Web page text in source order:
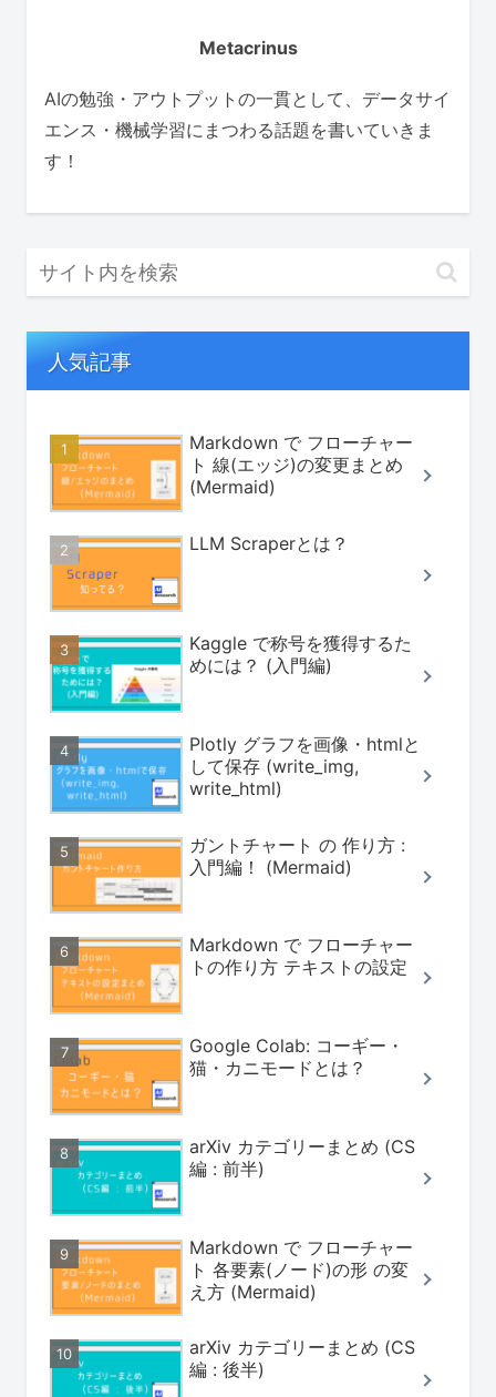
Metacrinus
AIの勉強・アウトプットの一貫として、データサイ
エンス・機械学習にまつわる話題を書いていきま
す！
人気記事
Markdown で フローチャー
ト 線(エッジ)の変更まとめ
(Mermaid)
LLM Scraperとは？
Kaggle で称号を獲得するた
めには？ (入門編)
Plotly グラフを画像・htmlと
して保存 (write_img,
write_html)
ガントチャート の 作り方 :
入門編！ (Mermaid)
Markdown で フローチャー
トの作り方 テキストの設定
Google Colab: コーギー・
猫・カニモードとは？
arXiv カテゴリーまとめ (CS
編 : 前半)
Markdown で フローチャー
ト 各要素(ノード)の形 の変
え方 (Mermaid)
arXiv カテゴリーまとめ (CS
編 : 後半)